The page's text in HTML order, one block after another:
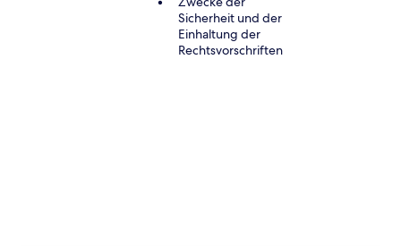
Sicherheit und der
Einhaltung der
Rechtsvorschriften